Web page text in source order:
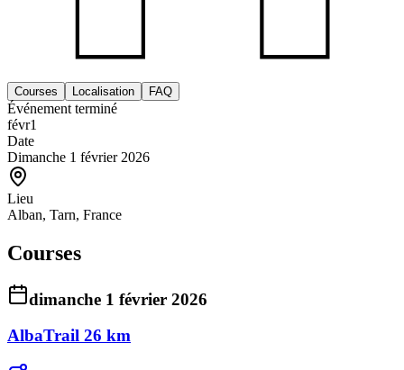
Courses Localisation FAQ
Événement terminé
févr1
Date
Dimanche 1 février 2026
Lieu
Alban, Tarn, France
Courses
dimanche 1 février 2026
AlbaTrail 26 km